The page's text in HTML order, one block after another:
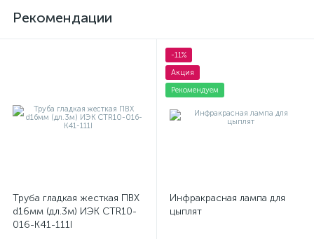
Рекомендации
Труба гладкая жесткая ПВХ
d16мм (дл.3м) ИЭК CTR10-
016-K41-111I
-11%
Акция
Рекомендуем
Инфракрасная лампа для
цыплят